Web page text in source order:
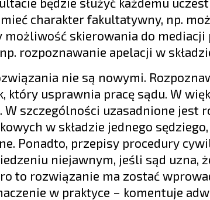
charakter fakultatywny, np.
możliwość skierowania do
rozpoznawanie apelacji w
nie są nowymi.
który usprawnia pracę sądu. W
W szczególności uzasadnione
w składzie jednego
Ponadto, przepisy procedury
niejawnym, jeśli sąd uzna,
to rozwiązanie ma zostać
w praktyce – komentuje